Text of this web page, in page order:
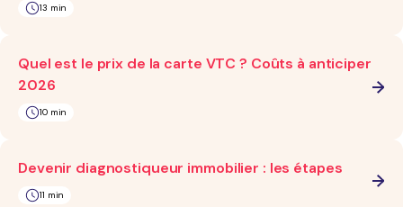
13 min
Quel est le prix de la carte VTC ? Coûts à anticiper
2026
10 min
Devenir diagnostiqueur immobilier : les étapes
11 min